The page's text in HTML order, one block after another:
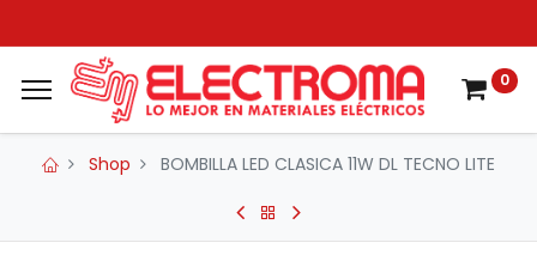
0
Shop BOMBILLA LED CLASICA 11W DL TECNO LITE